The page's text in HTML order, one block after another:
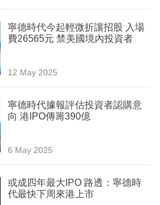
寧德時代今起輕微折讓招股 入場
費26565元 禁美國境內投資者
12 May 2025
寧德時代據報評估投資者認購意
向 港IPO傳籌390億
6 May 2025
或成四年最大IPO 路透：寧德時
代最快下周來港上市